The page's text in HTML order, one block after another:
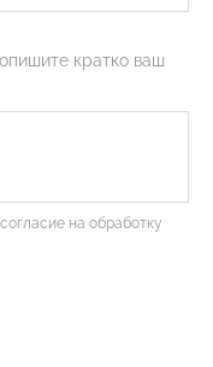
кратко ваш
на обработку